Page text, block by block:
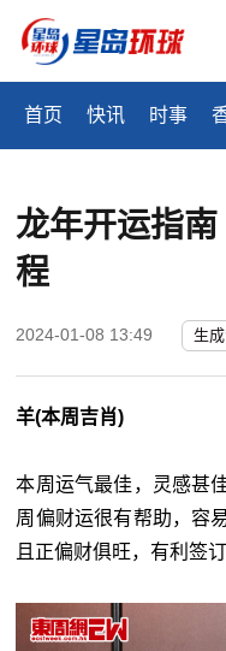
首页 快讯 时事
龙年开运指
程
2024-01-08 13:49 生
羊(本周吉肖)
本周运气最佳，灵感甚
周偏财运很有帮助，容
且正偏财俱旺，有利签